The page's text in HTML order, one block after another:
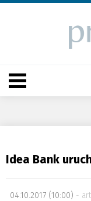
Idea Bank
04.10.2017 (10:00)